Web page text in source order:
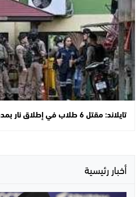
تايلاند: مقتل 6 طلاب في إطلاق نار بمدرسة قرب بانكوك
أخبار رئيسية